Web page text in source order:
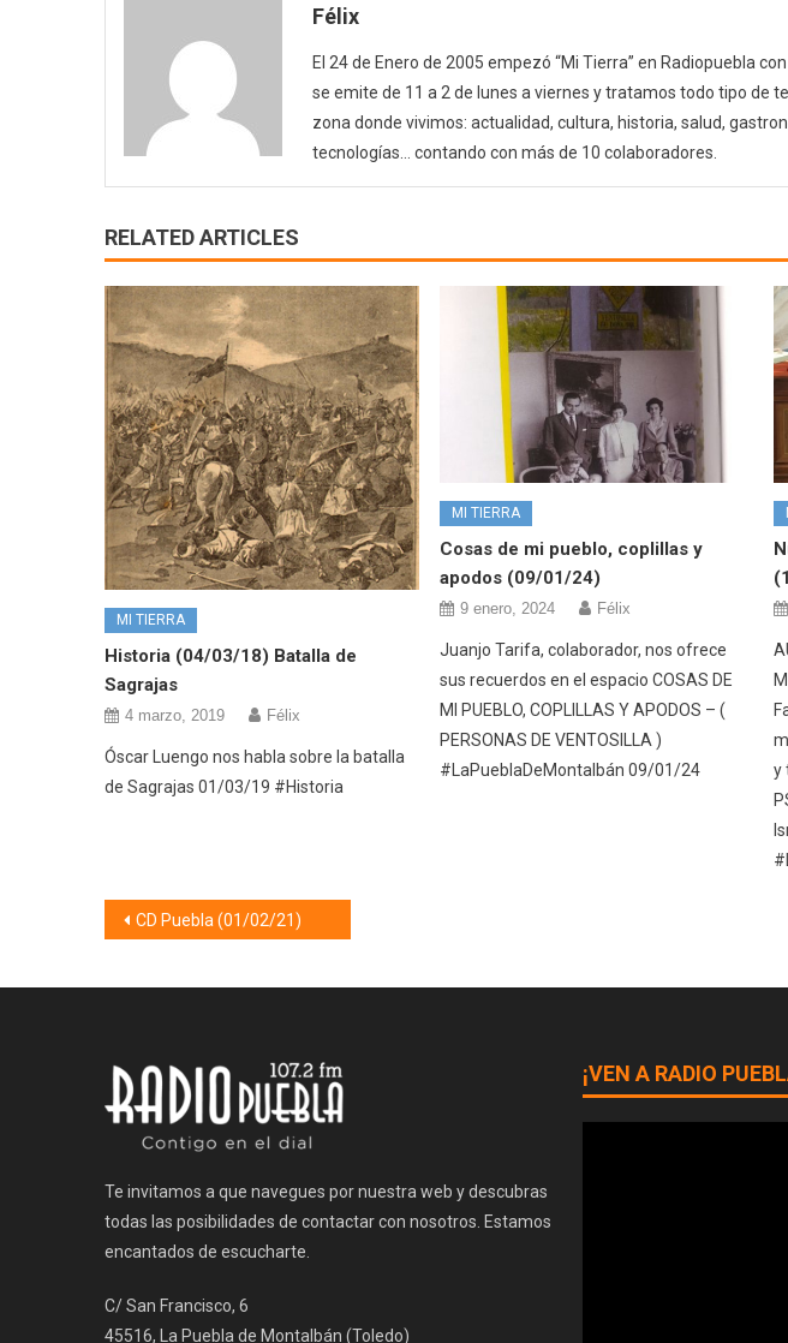
Félix
El 24 de Enero de 2005 empezó “Mi Tierra” en Radiopuebla
se emite de 11 a 2 de lunes a viernes y tratamos todo tipo de
zona donde vivimos: actualidad, cultura, historia, salud,
tecnologías… contando con más de 10 colaboradores.
RELATED ARTICLES
MI TIERRA
Historia (04/03/18) Batalla de
Sagrajas
4 marzo, 2019 Félix
Óscar Luengo nos habla sobre la batalla
de Sagrajas 01/03/19 #Historia
MI TIERRA
Cosas de mi pueblo, coplillas y
apodos (09/01/24)
9 enero, 2024 Félix
Juanjo Tarifa, colaborador, nos ofrece
sus recuerdos en el espacio COSAS DE
MI PUEBLO, COPLILLAS Y APODOS – (
PERSONAS DE VENTOSILLA )
#LaPueblaDeMontalbán 09/01/24
y
Navegación
CD Puebla (01/02/21)
Te invitamos a que navegues por nuestra web y descubras
todas las posibilidades de contactar con nosotros. Estamos
encantados de escucharte.
C/ San Francisco, 6
45516, La Puebla de Montalbán (Toledo)
¡VEN A RADIO